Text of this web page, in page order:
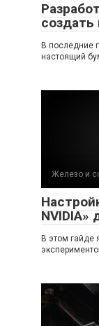
В последние
настоящий
Железо и
NVIDIA»
В этом гайде